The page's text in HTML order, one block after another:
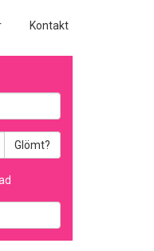
Kontakt
Glömt?